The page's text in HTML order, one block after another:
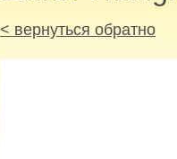
< вернуться обратно